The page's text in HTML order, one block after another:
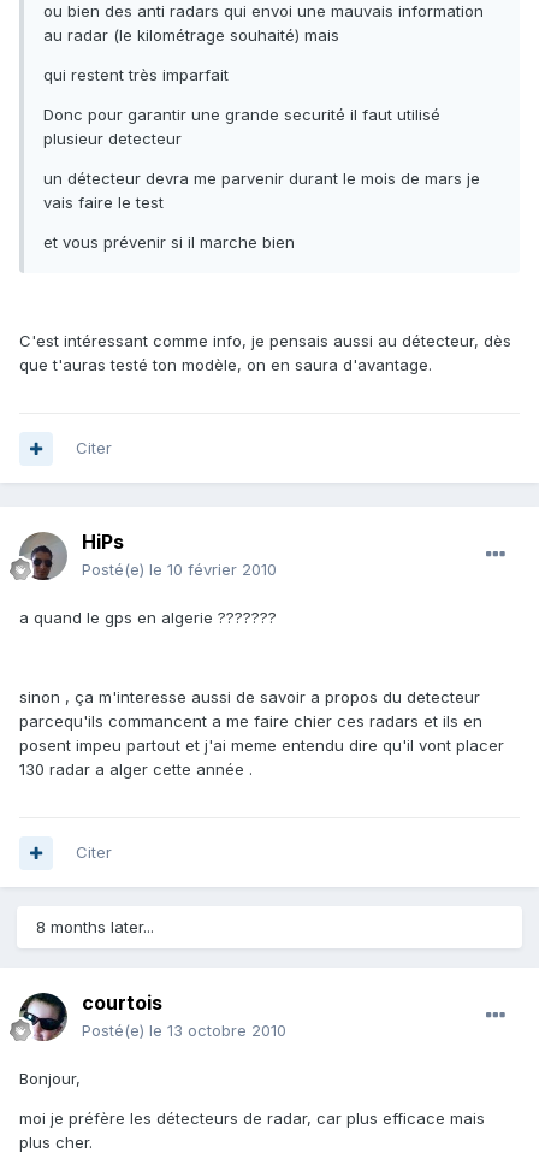
ou bien des anti radars qui envoi une mauvais information
au radar (le kilométrage souhaité) mais
qui restent très imparfait
Donc pour garantir une grande securité il faut utilisé
plusieur detecteur
un détecteur devra me parvenir durant le mois de mars je
vais faire le test
et vous prévenir si il marche bien
C'est intéressant comme info, je pensais aussi au détecteur, dès
que t'auras testé ton modèle, on en saura d'avantage.
Citer
HiPs
Posté(e) le 10 février 2010
a quand le gps en algerie ???????
sinon , ça m'interesse aussi de savoir a propos du detecteur
parcequ'ils commancent a me faire chier ces radars et ils en
posent impeu partout et j'ai meme entendu dire qu'il vont placer
130 radar a alger cette année .
Citer
8 months later...
courtois
Posté(e) le 13 octobre 2010
Bonjour,
moi je préfère les détecteurs de radar, car plus efficace mais
plus cher.